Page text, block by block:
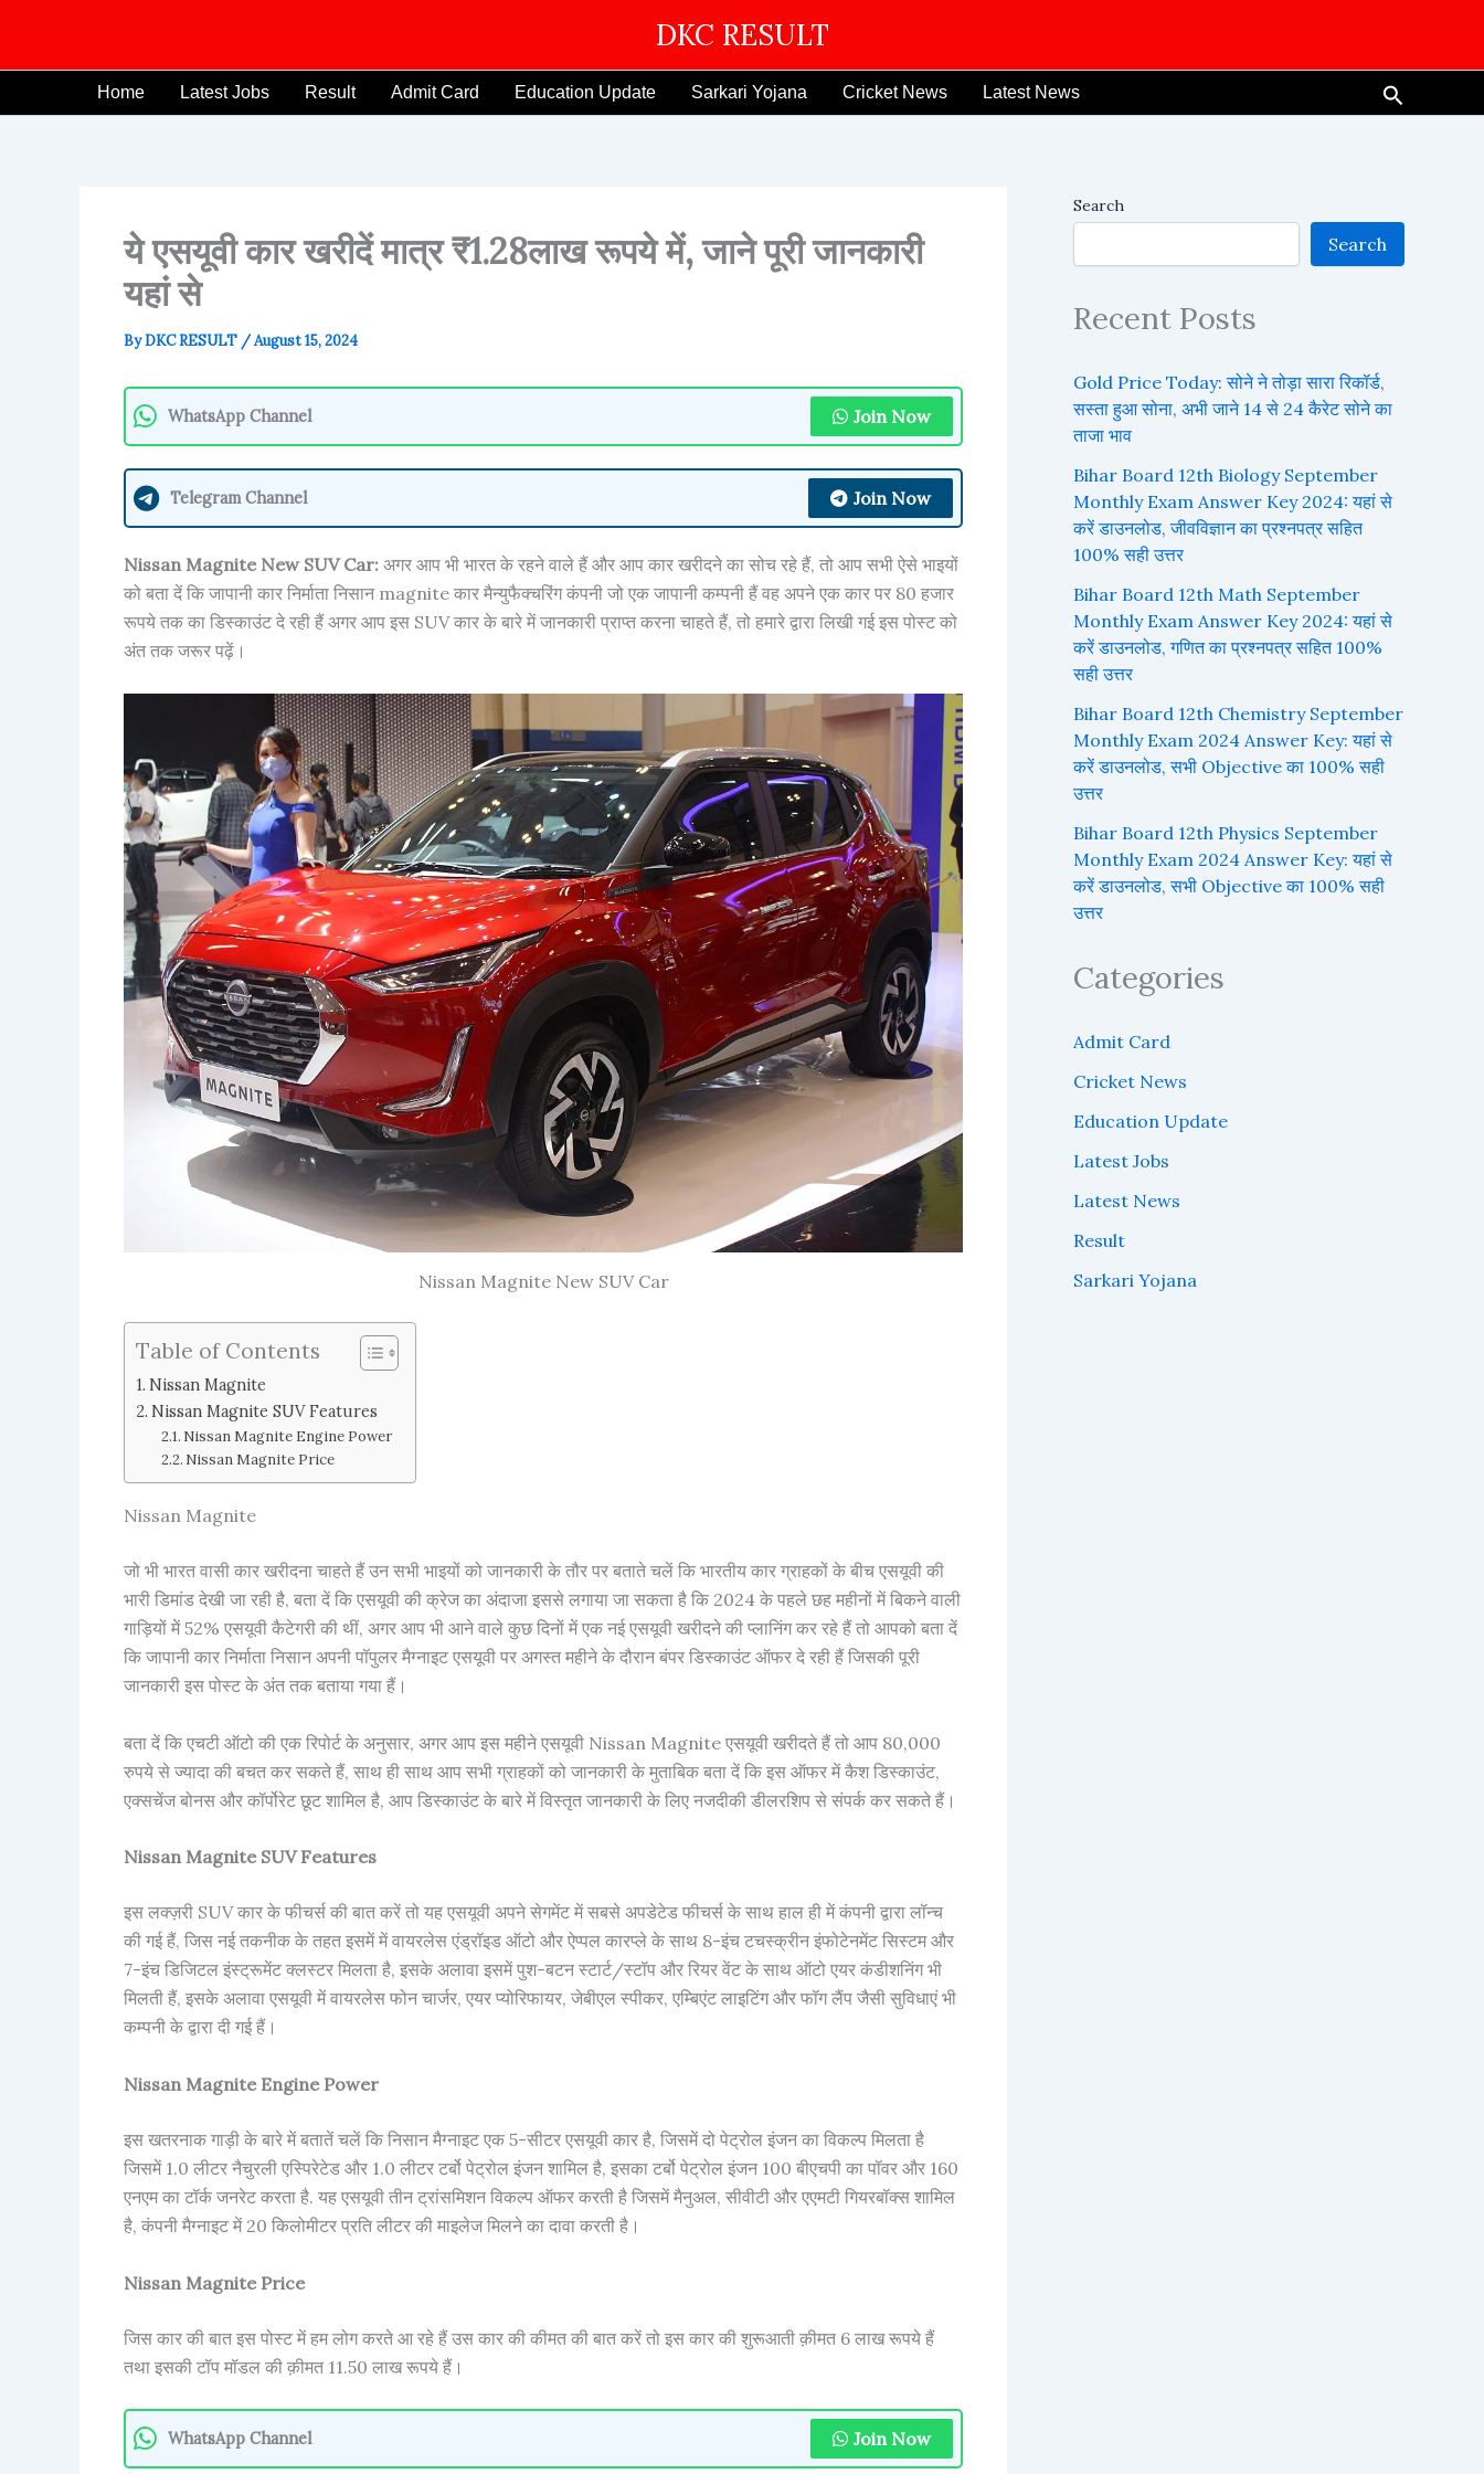
content
DKC RESULT
Home Latest Jobs Result Admit Card Education Update Sarkari Yojana Cricket News Latest News Search
ये एसयूवी कार खरीदें मात्र ₹1.28लाख रूपये में, जाने पूरी जानकारी
यहां से
ByDKC RESULT /August 15, 2024
WhatsApp Channel Join Now
Telegram Channel Join Now
Nissan Magnite New SUV Car: अगर आप भी भारत के रहने वाले हैं और आप कार खरीदने का सोच रहे हैं, तो आप सभी ऐसे भाइयों
को बता दें कि जापानी कार निर्माता निसान magnite कार मैन्युफैक्चरिंग कंपनी जो एक जापानी कम्पनी हैं वह अपने एक कार पर 80 हजार
रूपये तक का डिस्काउंट दे रही हैं अगर आप इस SUV कार के बारे में जानकारी प्राप्त करना चाहते हैं, तो हमारे द्वारा लिखी गई इस पोस्ट को
अंत तक जरूर पढ़ें।
Nissan Magnite New SUV Car
Table of Contents
Nissan Magnite
Nissan Magnite SUV Features
Nissan Magnite Engine Power
Nissan Magnite Price
Nissan Magnite
जो भी भारत वासी कार खरीदना चाहते हैं उन सभी भाइयों को जानकारी के तौर पर बताते चलें कि भारतीय कार ग्राहकों के बीच एसयूवी की
भारी डिमांड देखी जा रही है, बता दें कि एसयूवी की क्रेज का अंदाजा इससे लगाया जा सकता है कि 2024 के पहले छह महीनों में बिकने वाली
गाड़ियों में 52% एसयूवी कैटेगरी की थीं, अगर आप भी आने वाले कुछ दिनों में एक नई एसयूवी खरीदने की प्लानिंग कर रहे हैं तो आपको बता दें
कि जापानी कार निर्माता निसान अपनी पॉपुलर मैग्नाइट एसयूवी पर अगस्त महीने के दौरान बंपर डिस्काउंट ऑफर दे रही हैं जिसकी पूरी
जानकारी इस पोस्ट के अंत तक बताया गया हैं।
बता दें कि एचटी ऑटो की एक रिपोर्ट के अनुसार, अगर आप इस महीने एसयूवी Nissan Magnite एसयूवी खरीदते हैं तो आप 80,000
रुपये से ज्यादा की बचत कर सकते हैं, साथ ही साथ आप सभी ग्राहकों को जानकारी के मुताबिक बता दें कि इस ऑफर में कैश डिस्काउंट,
एक्सचेंज बोनस और कॉर्पोरेट छूट शामिल है, आप डिस्काउंट के बारे में विस्तृत जानकारी के लिए नजदीकी डीलरशिप से संपर्क कर सकते हैं।
Nissan Magnite SUV Features
इस लक्ज़री SUV कार के फीचर्स की बात करें तो यह एसयूवी अपने सेगमेंट में सबसे अपडेटेड फीचर्स के साथ हाल ही में कंपनी द्वारा लॉन्च
की गई हैं, जिस नई तकनीक के तहत इसमें में वायरलेस एंड्रॉइड ऑटो और ऐप्पल कारप्ले के साथ 8-इंच टचस्क्रीन इंफोटेनमेंट सिस्टम और
7-इंच डिजिटल इंस्ट्रूमेंट क्लस्टर मिलता है, इसके अलावा इसमें पुश-बटन स्टार्ट/स्टॉप और रियर वेंट के साथ ऑटो एयर कंडीशनिंग भी
मिलती हैं, इसके अलावा एसयूवी में वायरलेस फोन चार्जर, एयर प्योरिफायर, जेबीएल स्पीकर, एम्बिएंट लाइटिंग और फॉग लैंप जैसी सुविधाएं भी
कम्पनी के द्वारा दी गई हैं।
Nissan Magnite Engine Power
इस खतरनाक गाड़ी के बारे में बतातें चलें कि निसान मैग्नाइट एक 5-सीटर एसयूवी कार है, जिसमें दो पेट्रोल इंजन का विकल्प मिलता है
जिसमें 1.0 लीटर नैचुरली एस्पिरेटेड और 1.0 लीटर टर्बो पेट्रोल इंजन शामिल है, इसका टर्बो पेट्रोल इंजन 100 बीएचपी का पॉवर और 160
एनएम का टॉर्क जनरेट करता है. यह एसयूवी तीन ट्रांसमिशन विकल्प ऑफर करती है जिसमें मैनुअल, सीवीटी और एएमटी गियरबॉक्स शामिल
है, कंपनी मैग्नाइट में 20 किलोमीटर प्रति लीटर की माइलेज मिलने का दावा करती है।
Nissan Magnite Price
जिस कार की बात इस पोस्ट में हम लोग करते आ रहे हैं उस कार की कीमत की बात करें तो इस कार की शुरूआती क़ीमत 6 लाख रूपये हैं
तथा इसकी टॉप मॉडल की क़ीमत 11.50 लाख रूपये हैं।
WhatsApp Channel Join Now
Search
Search
Recent Posts
Gold Price Today: सोने ने तोड़ा सारा रिकॉर्ड,
सस्ता हुआ सोना, अभी जाने 14 से 24 कैरेट सोने का
ताजा भाव
Bihar Board 12th Biology September
Monthly Exam Answer Key 2024: यहां से
करें डाउनलोड, जीवविज्ञान का प्रश्नपत्र सहित
100% सही उत्तर
Bihar Board 12th Math September
Monthly Exam Answer Key 2024: यहां से
करें डाउनलोड, गणित का प्रश्नपत्र सहित 100%
सही उत्तर
Bihar Board 12th Chemistry September
Monthly Exam 2024 Answer Key: यहां से
करें डाउनलोड, सभी Objective का 100% सही
उत्तर
Bihar Board 12th Physics September
Monthly Exam 2024 Answer Key: यहां से
करें डाउनलोड, सभी Objective का 100% सही
उत्तर
Categories
Admit Card
Cricket News
Education Update
Latest Jobs
Latest News
Result
Sarkari Yojana